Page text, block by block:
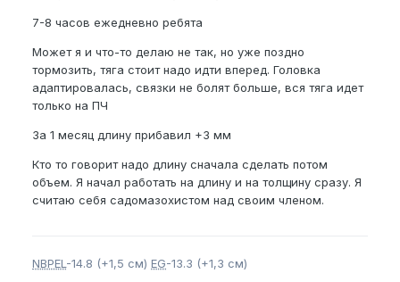
7-8 часов ежедневно ребята
Может я и что-то делаю не так, но уже поздно
тормозить, тяга стоит надо идти вперед. Головка
адаптировалась, связки не болят больше, вся тяга идет
только на ПЧ
За 1 месяц длину прибавил +3 мм
Кто то говорит надо длину сначала сделать потом
объем. Я начал работать на длину и на толщину сразу. Я
считаю себя садомазохистом над своим членом.
NBPEL -14.8 (+1,5 см) EG-13.3 (+1,3 см)